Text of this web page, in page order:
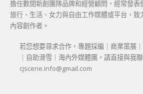
擔任數間新創團隊品牌和經營顧問，經常發表
旅行、生活、女力與自由工作媒體或平台，致
內容創作者。
若您想要尋求合作，專題採編｜商業策展
｜自助滑雪｜海內外媒體團，請直接與我聯
cjscene.info@gmail.com